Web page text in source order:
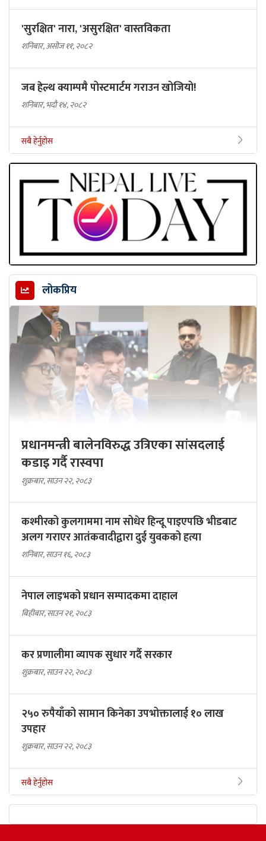
'सुरक्षित' नारा, 'असुरक्षित' वास्तविकता
शनिबार, असोज ११, २०८२
जब हेल्थ क्याम्पमै पोस्टमार्टम गराउन खोजियो!
शनिबार, भदौ १४, २०८२
सबै हेर्नुहोस
लोकप्रिय
प्रधानमन्त्री बालेनविरुद्ध उत्रिएका सांसदलाई
कडाइ गर्दै रास्वपा
शुक्रबार, साउन २२, २०८३
कश्मीरको कुलगाममा नाम सोधेर हिन्दू पाइएपछि भीडबाट
अलग गराएर आतंकवादीद्वारा दुई युवकको हत्या
शनिबार, साउन १६, २०८३
नेपाल लाइभको प्रधान सम्पादकमा दाहाल
बिहीबार, साउन २१, २०८३
कर प्रणालीमा व्यापक सुधार गर्दै सरकार
शुक्रबार, साउन २२, २०८३
२५० रुपैयाँको सामान किनेका उपभोक्तालाई १० लाख
उपहार
शुक्रबार, साउन २२, २०८३
सबै हेर्नुहोस